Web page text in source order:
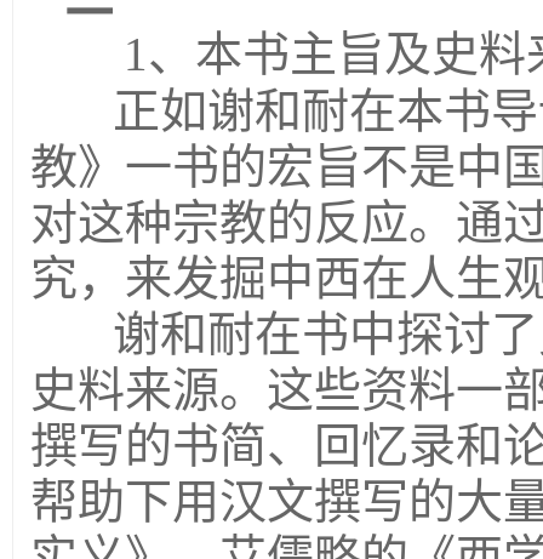
1、本书主旨及史料
正如谢和耐在本书
教》一书的宏旨不是中
对这种宗教的反应。通
究，来发掘中西在人生
谢和耐在书中探讨
史料来源。这些资料一
撰写的书简、回忆录和
帮助下用汉文撰写的大